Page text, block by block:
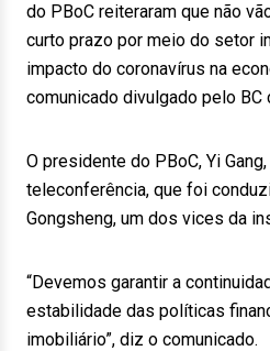
do PBoC reiteraram que não
curto prazo por meio do setor
impacto do coronavírus na
comunicado divulgado pelo
O presidente do PBoC, Yi
teleconferência, que foi
Gongsheng, um dos vices da
“Devemos garantir a
estabilidade das políticas
imobiliário”, diz o comunicado.